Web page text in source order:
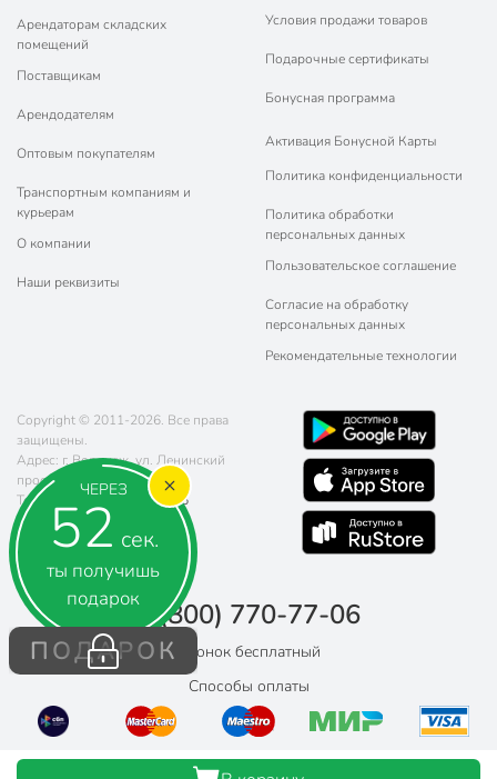
ЧЕРЕЗ
52 сек.
ты получишь
подарок
ПОДАРОК
Арендаторам складских
помещений
Поставщикам
Арендодателям
Оптовым покупателям
Транспортным компаниям и
курьерам
О компании
Наши реквизиты
Условия продажи товаров
Подарочные сертификаты
Бонусная программа
Активация Бонусной Карты
Политика конфиденциальности
Политика обработки
персональных данных
Пользовательское соглашение
Согласие на обработку
персональных данных
Рекомендательные технологии
Copyright © 2011-2026. Все права
защищены.
Адрес: г. Воронеж, ул. Ленинский
проспект 78
Телефон:
8 (800) 770-77-06
Почта:sales@poryadok.ru
8 (800) 770-77-06
Звонок бесплатный
Способы оплаты